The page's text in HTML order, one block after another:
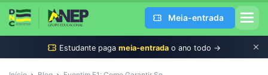
Meia-entrada
Estudante paga meia-entrada o ano todo →